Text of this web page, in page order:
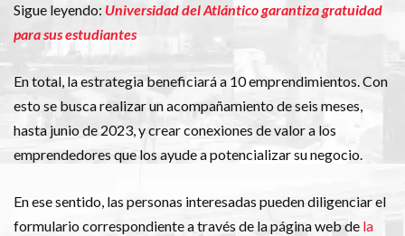
Sigue leyendo: Universidad del Atlántico garantiza gratuidad
para sus estudiantes
En total, la estrategia beneficiará a 10 emprendimientos. Con
esto se busca realizar un acompañamiento de seis meses,
hasta junio de 2023, y crear conexiones de valor a los
emprendedores que los ayude a potencializar su negocio.
En ese sentido, las personas interesadas pueden diligenciar el
formulario correspondiente a través de la página web de la